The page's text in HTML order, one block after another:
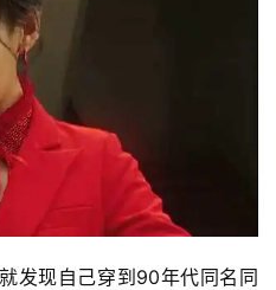
发现自己穿到90年代同名同